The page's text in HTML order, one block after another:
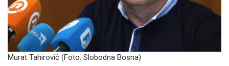
Murat Tahirović (Foto: Slobodna Bosna)